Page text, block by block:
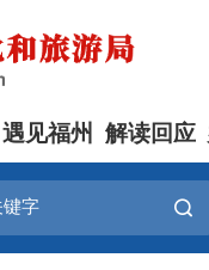
遇见福州 解读回应